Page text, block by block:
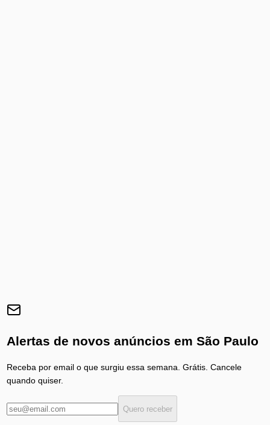
Alertas de novos anúncios em São Paulo
Receba por email o que surgiu essa semana. Grátis. Cancele
quando quiser.
Quero receber